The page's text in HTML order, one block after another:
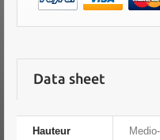
Data sheet
Hauteur